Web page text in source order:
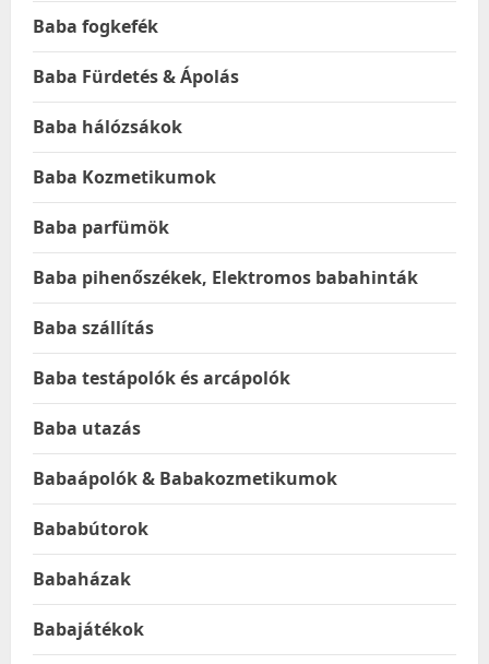
Baba fogkefék
Baba Fürdetés & Ápolás
Baba hálózsákok
Baba Kozmetikumok
Baba parfümök
Baba pihenőszékek, Elektromos babahinták
Baba szállítás
Baba testápolók és arcápolók
Baba utazás
Babaápolók & Babakozmetikumok
Bababútorok
Babaházak
Babajátékok